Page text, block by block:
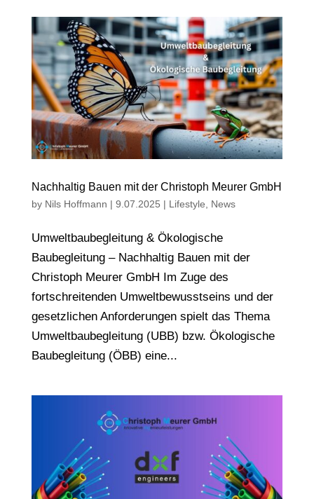
Nachhaltig Bauen mit der Christoph Meurer GmbH
by Nils Hoffmann | 9.07.2025 | Lifestyle News
Umweltbaubegleitung & Ökologische
Baubegleitung – Nachhaltig Bauen mit der
Christoph Meurer GmbH Im Zuge des
fortschreitenden Umweltbewusstseins und der
gesetzlichen Anforderungen spielt das Thema
Umweltbaubegleitung (UBB) bzw. Ökologische
Baubegleitung (ÖBB) eine...